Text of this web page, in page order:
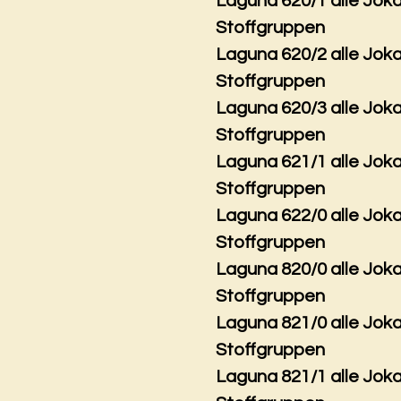
Stoffgruppen
Laguna 620/2 alle
Stoffgruppen
Laguna 620/3 alle
Stoffgruppen
Laguna 621/1 alle
Stoffgruppen
Laguna 622/0 alle
Stoffgruppen
Laguna 820/0 alle
Stoffgruppen
Laguna 821/0 alle
Stoffgruppen
Laguna 821/1 alle